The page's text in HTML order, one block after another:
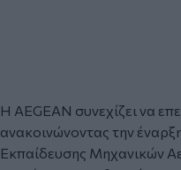
Η AEGEAN συνεχίζει να
ανακοινώνοντας την
Εκπαίδευσης Μηχανικών